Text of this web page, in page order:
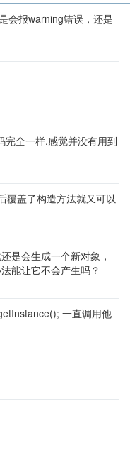
会报warning错误，还是
完全一样.感觉并没有用到
覆盖了构造方法就又可以
是会生成一个新对象，
能让它不会产生吗？
一直调用他